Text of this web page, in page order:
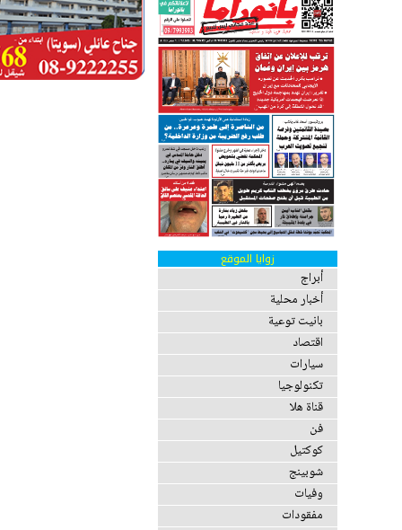
زوايا الموقع
أبراج
أخبار محلية
بانيت توعية
اقتصاد
سيارات
تكنولوجيا
قناة هلا
فن
كوكتيل
شوبينج
وفيات
مفقودات